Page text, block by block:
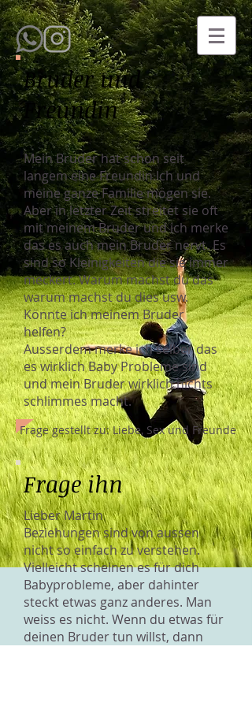
Bruder und
Freundin
Mein Bruder hat schon seit
langem eine Freundin.Ich und
meine ganze Familie mögen sie.
Aber in letzter Zeit streitet sie oft
mit meinem Bruder und ich merke
das es auch mein Bruder nervt. Es
sind so Kleinigkeiten die sie immer
meckert. Warum machst du das
warum machst du dies usw.
Könnte ich meinem Bruder
helfen?
Ausserdem merke ich selber das
es wirklich Baby Probleme sind
und mein Bruder wirklich nichts
schlimmes macht.
Frage gestellt zu: Liebe, Sex und Freunde
Frage ihn
Lieber Martin
Beziehungen sind von aussen
nicht so einfach zu verstehen.
Vielleicht scheinen es für dich
Babyprobleme, aber dahinter
steckt etwas ganz anderes. Man
weiss es nicht. Wenn du etwas für
deinen Bruder tun willst, dann